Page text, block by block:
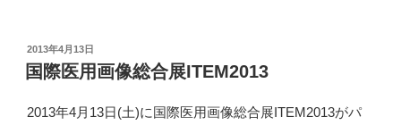
投
稿
日:
2013年4月13日
国際医用画像総合展ITEM2013
2013年4月13日(土)に国際医用画像総合展ITEM2013がパ